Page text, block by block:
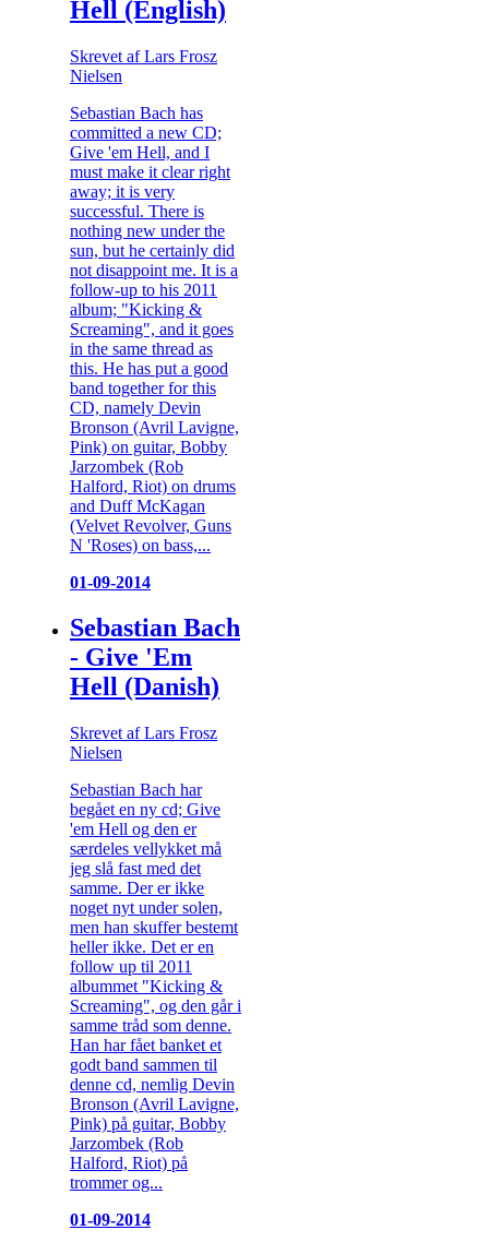
Hell (English)
Skrevet af Lars Frosz
Nielsen
Sebastian Bach has
committed a new CD;
Give 'em Hell, and I
must make it clear right
away; it is very
successful. There is
nothing new under the
sun, but he certainly did
not disappoint me. It is a
follow-up to his 2011
album; "Kicking &
Screaming", and it goes
in the same thread as
this. He has put a good
band together for this
CD, namely Devin
Bronson (Avril Lavigne,
Pink) on guitar, Bobby
Jarzombek (Rob
Halford, Riot) on drums
and Duff McKagan
(Velvet Revolver, Guns
N 'Roses) on bass,...
01-09-2014
Sebastian Bach
- Give 'Em
Hell (Danish)
Skrevet af Lars Frosz
Nielsen
Sebastian Bach har
begået en ny cd; Give
'em Hell og den er
særdeles vellykket må
jeg slå fast med det
samme. Der er ikke
noget nyt under solen,
men han skuffer bestemt
heller ikke. Det er en
follow up til 2011
albummet "Kicking &
Screaming", og den går i
samme tråd som denne.
Han har fået banket et
godt band sammen til
denne cd, nemlig Devin
Bronson (Avril Lavigne,
Pink) på guitar, Bobby
Jarzombek (Rob
Halford, Riot) på
trommer og...
01-09-2014